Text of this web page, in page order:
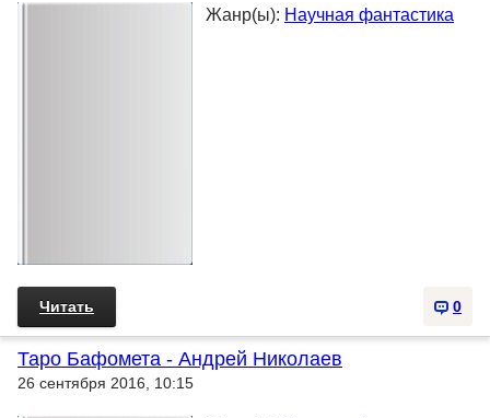
Жанр(ы): Научная фантастика
0
Читать
Таро Бафомета - Андрей Николаев
26 сентября 2016, 10:15